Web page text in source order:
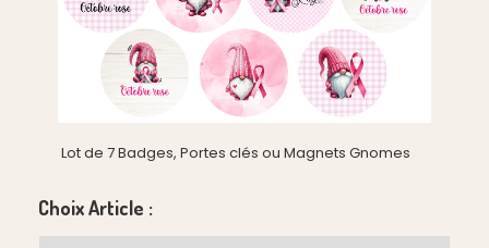
Lot de 7 Badges, Portes clés ou Magnets Gnomes
Choix Article :